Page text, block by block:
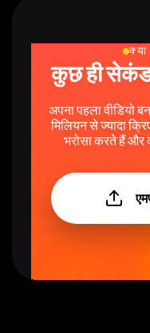
कुछ ही सेकंड
अपना पहला वीडियो
मिलियन से ज्यादा
भरोसा करते हैं और